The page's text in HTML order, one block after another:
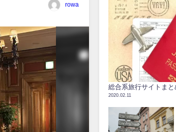
rowa
総合系旅行サイトまと
2020.02.11